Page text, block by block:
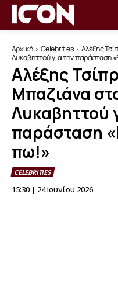
Αρχική Celebrities
Αλέξης
Λυκαβηττού για την παράσταση
Αλέξης
Μπαζιάνα
Λυκαβηττού
παράσταση
πω!»
CELEBRITIES
15:30 | 24 Ιουνίου 2026